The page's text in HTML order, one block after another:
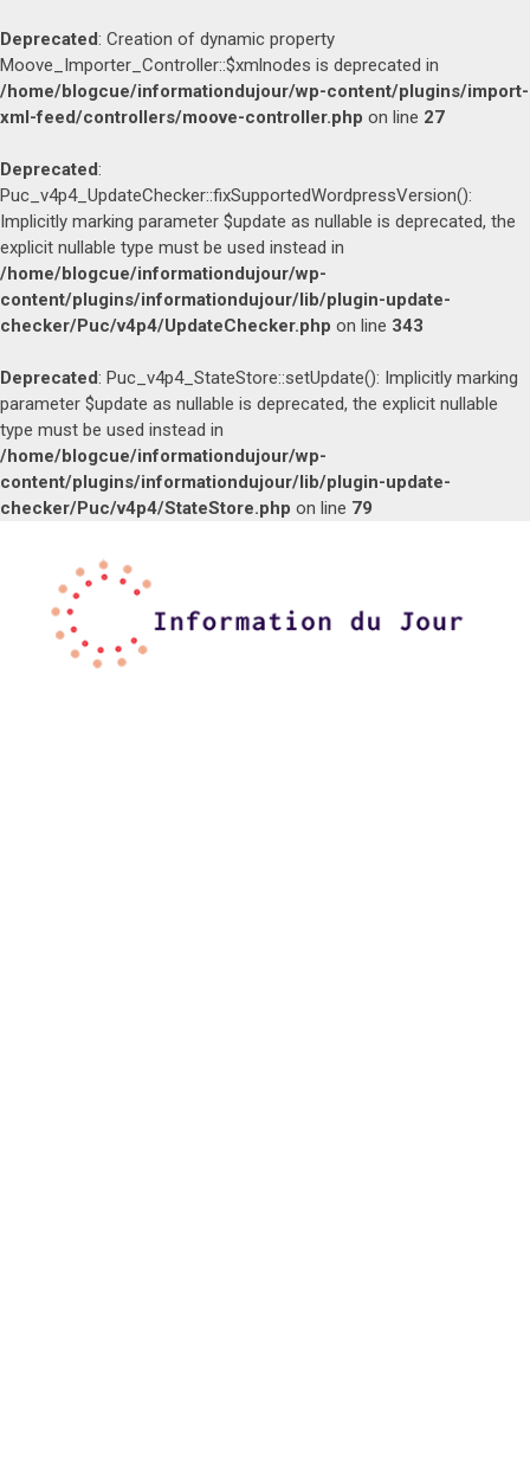
Deprecated: Creation of dynamic property
Moove_Importer_Controller::$xmlnodes is deprecated in
/home/blogcue/informationdujour/wp-content/plugins/import-
xml-feed/controllers/moove-controller.php on line 27
Deprecated:
Puc_v4p4_UpdateChecker::fixSupportedWordpressVersion():
Implicitly marking parameter $update as nullable is deprecated, the
explicit nullable type must be used instead in
/home/blogcue/informationdujour/wp-
content/plugins/informationdujour/lib/plugin-update-
checker/Puc/v4p4/UpdateChecker.php on line 343
Deprecated: Puc_v4p4_StateStore::setUpdate(): Implicitly marking
parameter $update as nullable is deprecated, the explicit nullable
type must be used instead in
/home/blogcue/informationdujour/wp-
content/plugins/informationdujour/lib/plugin-update-
checker/Puc/v4p4/StateStore.php on line 79